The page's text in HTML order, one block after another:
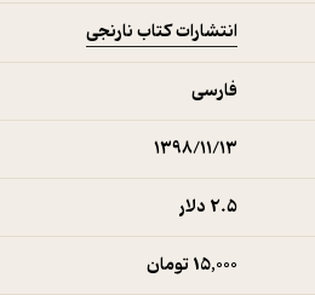
انتشارات کتاب نارنجی
فارسی
۱۳۹۸/۱۱/۱۳
2.۵ دلار
15,000 تومان